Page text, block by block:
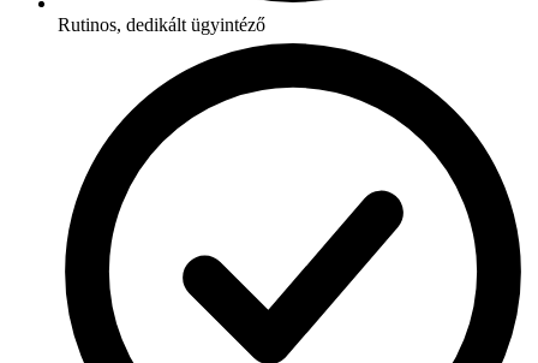
Rutinos, dedikált ügyintéző